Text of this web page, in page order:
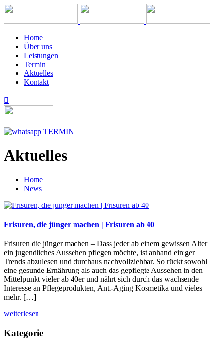
Home
Über uns
Leistungen
Termin
Aktuelles
Kontakt
TERMIN
Aktuelles
Home
News
Frisuren, die jünger machen | Frisuren ab 40
Frisuren die jünger machen – Dass jeder ab einem gewissen Alter
ein jugendliches Aussehen pflegen möchte, ist anhand einiger
Trends abzulesen und durchaus nachvollziehbar. So rückt sowohl
eine gesunde Ernährung als auch das gepflegte Aussehen in den
Mittelpunkt vieler ab 40er und nährt sich durch das wachsende
Interesse an Pflegeprodukten, Anti-Aging Kosmetika und vieles
mehr. […]
weiterlesen
Kategorie